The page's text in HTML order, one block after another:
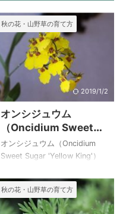
秋の花・山野草の育て方
2019/1/2
オンシジュウム
（Oncidium Sweet
Sugar 'Yellow King'）
の育て方
オンシジュウム（Oncidium
Sweet Sugar 'Yellow King'）
域に広く分布するランの仲間
で、様々な品種があるようで
すが、比較的育てやすい品種
秋の花・山野草の育て方